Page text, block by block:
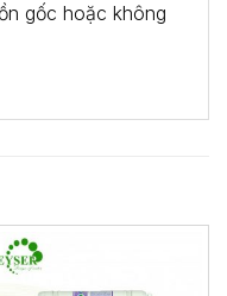
gốc hoặc không